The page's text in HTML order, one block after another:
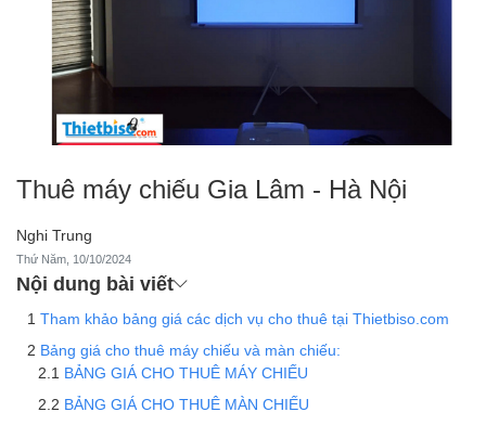
Thuê máy chiếu Gia Lâm - Hà Nội
Nghi Trung
Thứ Năm, 10/10/2024
Nội dung bài viết
Tham khảo bảng giá các dịch vụ cho thuê tại Thietbiso.com
Bảng giá cho thuê máy chiếu và màn chiếu:
BẢNG GIÁ CHO THUÊ MÁY CHIẾU
BẢNG GIÁ CHO THUÊ MÀN CHIẾU